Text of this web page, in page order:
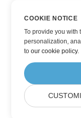
COOKIE NOTICE
To provide you with
personalization,
toour cookie policy.